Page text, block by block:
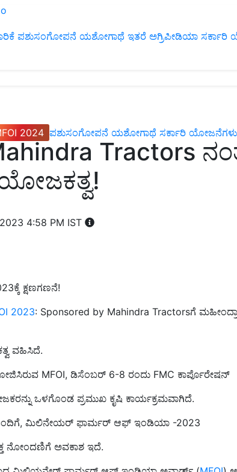
ಪಶುಸಂಗೋಪನೆ ಯಶೋಗಾಥೆ ಇತರೆ ಅಗ್ರಿಪೀಡಿಯಾ ಸರ್ಕಾರಿ
2024 ಪಶುಸಂಗೋಪನೆ ಯಶೋಗಾಥೆ ಸರ್ಕಾರಿ ಯೋಜನೆಗಳು
Tractors
4:58 PM IST
ಕ್ಷಣಗಣನೆ!
2023: Sponsored by Mahindra Tractorsಗೆ ಮಹೀಂದ್ರಾ
ವಹಿಸಿದೆ.
MFOI, ಡಿಸೆಂಬರ್ 6-8 ರಂದು FMC ಕಾರ್ಪೊರೇಷನ್
ಒಳಗೊಂಡ ಪ್ರಮುಖ ಕೃಷಿ ಕಾರ್ಯಕ್ರಮವಾಗಿದೆ.
ಮಿಲಿನೇಯರ್‌ ಫಾರ್ಮರ್‌ ಆಫ್‌ ಇಂಡಿಯಾ -2023
ನೋಂದಣಿಗೆ ಅವಕಾಶ ಇದೆ.